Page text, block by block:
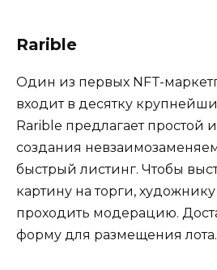
Rarible
Один из первых NFT-
входит в десятку
Rarible предлагает простой
создания
быстрый листинг. Чтобы
картину на торги,
проходить модерацию.
форму для размещения лота.